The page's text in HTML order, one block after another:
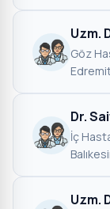
Uzm.
Göz
Dr.
İç
Uzm.